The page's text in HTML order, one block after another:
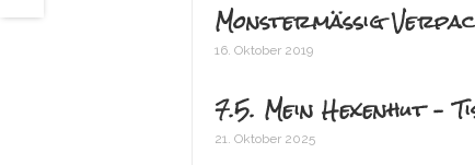
Monstermäßig
16. Oktober 2019
7.5. Mein Hexenhut –
21. Oktober 2025